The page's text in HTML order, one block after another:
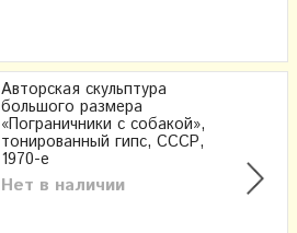
Авторская скульптура
большого размера
«Пограничники с собакой»,
тонированный гипс, СССР,
1970-е
Нет в наличии